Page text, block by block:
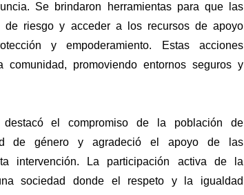
Se brindaron herramientas para que las
de riesgo y acceder a los recursos de apoyo
y empoderamiento. Estas acciones
promoviendo entornos seguros y
el compromiso de la población de
de género y agradeció el apoyo de las
intervención. La participación activa de la
sociedad donde el respeto y la igualdad